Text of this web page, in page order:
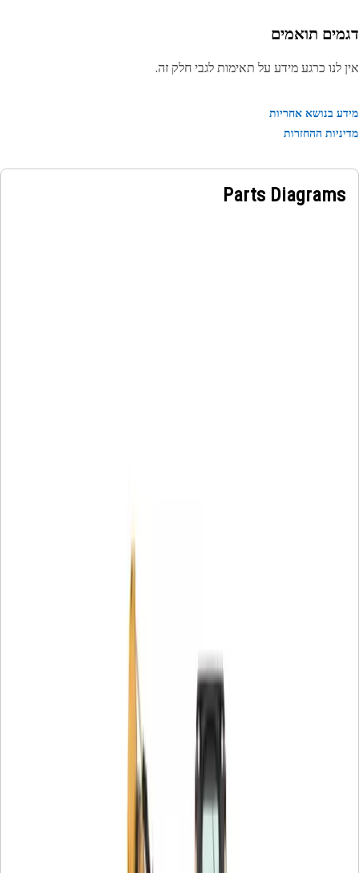
תואמים
לנו כרגע מידע על תאימות לגבי חלק זה.
בנושא אחריות
ההחזרות
Parts Diagrams